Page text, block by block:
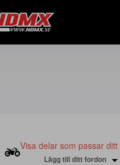
Visa delar som passar ditt
Lägg till ditt fordon